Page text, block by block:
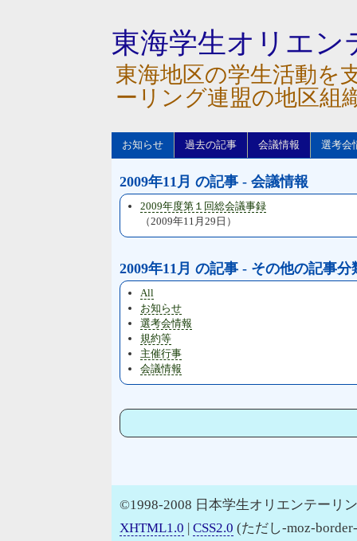
東海学生オリエン
東海地区の学生活動を
ーリング連盟の地区組
お知らせ 過去の記事 会議情報 選考会
2009年11月 の記事 - 会議情報
2009年度第１回総会議事録
（2009年11月29日）
2009年11月 の記事 - その他の記事分
All
お知らせ
選考会情報
規約等
主催行事
会議情報
©1998-2008 日本学生オリエンテーリ
XHTML1.0 | CSS2.0 (ただし-moz-